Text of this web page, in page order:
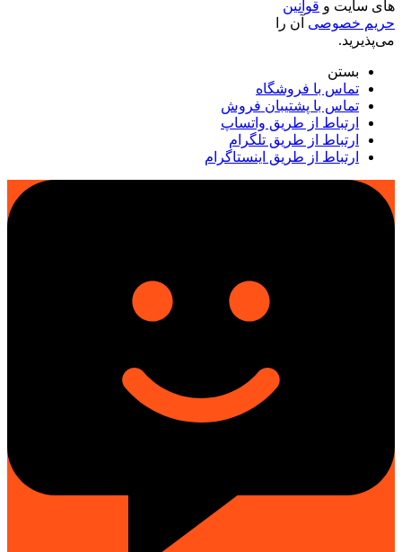
های سایت و قوانین
حریم خصوصی آن را
می‌پذیرید.
بستن
تماس با فروشگاه
تماس با پشتیبان فروش
ارتباط از طریق واتساپ
ارتباط از طریق تلگرام
ارتباط از طریق اینستاگرام